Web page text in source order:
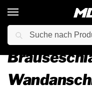
Startseite / Haus / Bad /